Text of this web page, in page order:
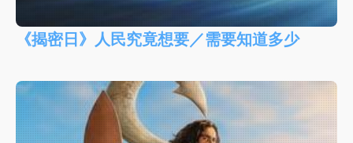
《揭密日》人民究竟想要／需要知道多少